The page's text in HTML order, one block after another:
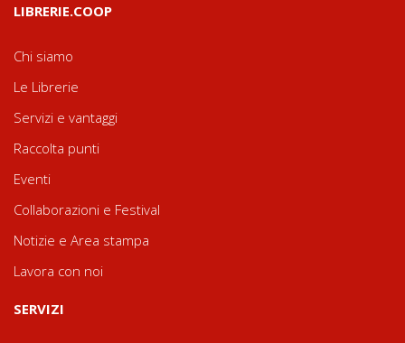
LIBRERIE.COOP
Chi siamo
Le Librerie
Servizi e vantaggi
Raccolta punti
Eventi
Collaborazioni e Festival
Notizie e Area stampa
Lavora con noi
SERVIZI